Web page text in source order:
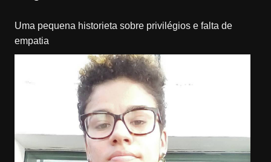
Uma pequena historieta sobre privilégios e falta de
empatia